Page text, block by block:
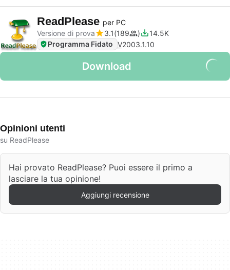
ReadPlease per PC
Versione di prova
3.1 189
14.5K
Programma Fidato V2003.1.10
Download
Opinioni utenti
su ReadPlease
Hai provato ReadPlease? Puoi essere il primo a
lasciare la tua opinione!
Aggiungi recensione